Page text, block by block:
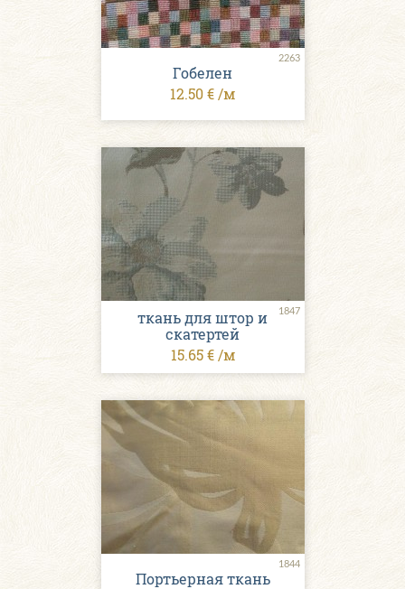
2263
Гобелен
12.50 € /м
1847
ткань для штор и
скатертей
15.65 € /м
1844
Портьерная ткань